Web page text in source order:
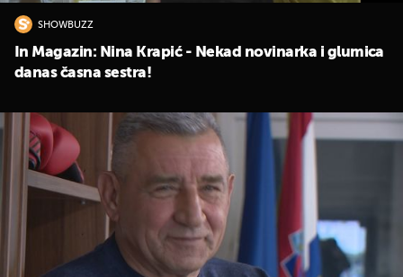
SHOWBUZZ
In Magazin: Nina Krapić - Nekad novinarka i glumica
danas časna sestra!